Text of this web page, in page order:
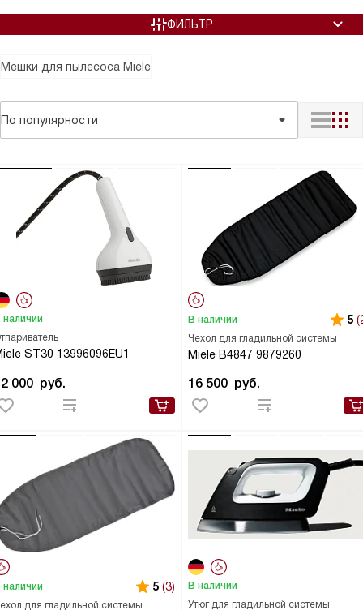
ФИЛЬТР
Мешки для пылесоса Miele
По популярности
ST30 13996096EU1
наличии
000 руб.
Чехол для гладильной системы
Miele B4847 9879260
В наличии 5
16 500 руб.
для гладильной системы
наличии 5 (3)
Утюг для гладильной системы
В наличии